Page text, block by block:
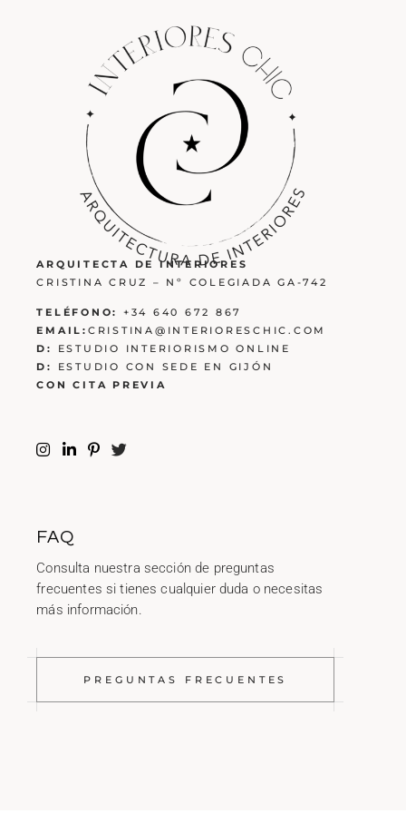
ARQUITECTA DE INTERIORES
CRISTINA CRUZ – Nº COLEGIADA GA-742
TELÉFONO:
+34 640 672 867
EMAIL: CRISTINA@INTERIORESCHIC.COM
D:
ESTUDIO INTERIORISMO ONLINE
D:
ESTUDIO CON SEDE EN GIJÓN
CON CITA PREVIA
FAQ
Consulta nuestra sección de preguntas
frecuentes si tienes cualquier duda o necesitas
más información.
PREGUNTAS FRECUENTES